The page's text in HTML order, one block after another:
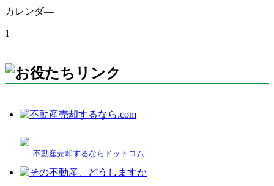
カレンダ―
1
不動産売却するならドットコム